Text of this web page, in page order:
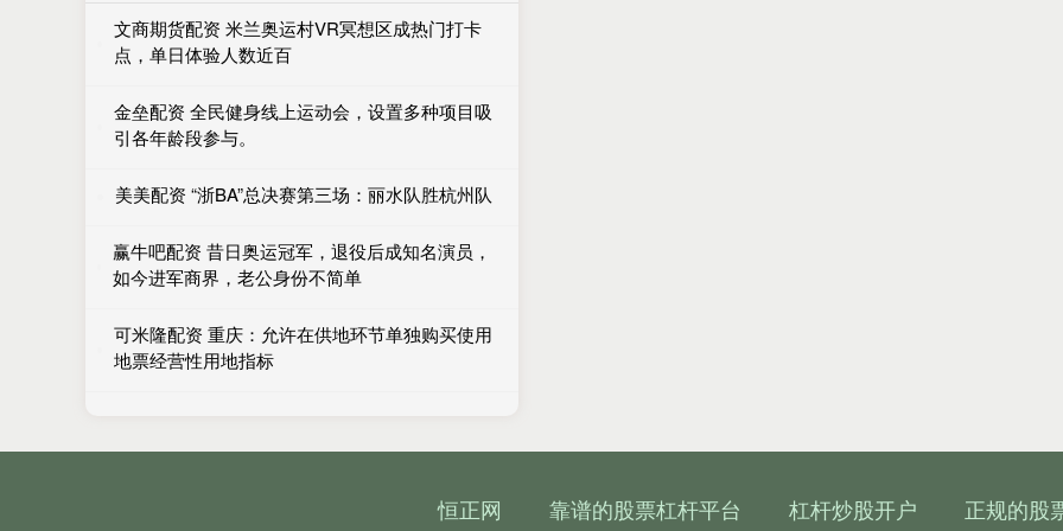
文商期货配资 米兰奥运村VR冥想区成热门打卡
点，单日体验人数近百
金垒配资 全民健身线上运动会，设置多种项目吸
引各年龄段参与。
美美配资 “浙BA”总决赛第三场：丽水队胜杭州队
赢牛吧配资 昔日奥运冠军，退役后成知名演员，
如今进军商界，老公身份不简单
可米隆配资 重庆：允许在供地环节单独购买使用
地票经营性用地指标
恒正网 靠谱的股票杠杆平台 杠杆炒股开户 正规的股